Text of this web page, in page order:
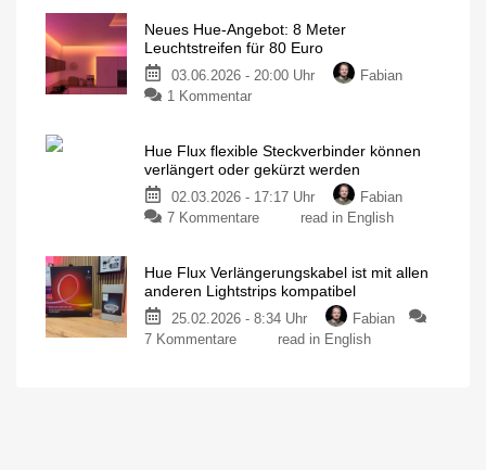
Zweimal
Meter
Farbverlauf
Play
Stehleuchte
oder
Gradient
Signe?
Anders,
doch
Neues Hue-Angebot: 8 Meter
Leuchtstreifen für 80 Euro
03.06.2026 - 20:00 Uhr
Fabian
1 Kommentarzu
Angebot:
8
Meter
Leuchtstreifen
Euro
Und
Highlights
MediaMarkt-
Hue Flux flexible Steckverbinder können
verlängert oder gekürzt werden
02.03.2026 - 17:17 Uhr
Fabian
7 Kommentarezu
flexible
Steckverbinder
können
verlängert
read in English
Hue Flux Verlängerungskabel ist mit allen
anderen Lightstrips kompatibel
25.02.2026 - 8:34 Uhr
Fabian
7 Kommentarezu
read in English